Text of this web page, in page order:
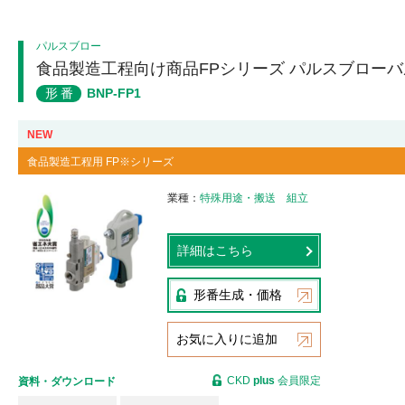
パルスブロー
食品製造工程向け商品FPシリーズ パルスブロー
形番 BNP-FP1
NEW
食品製造工程用 FP※シリーズ
業種 特殊用途・搬送 組立
詳細はこちら
形番生成・価格
お気に入りに追加
資料・ダウンロード CKD plus 会員限定